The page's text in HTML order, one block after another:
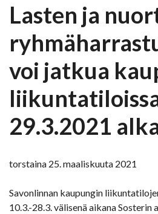
Lasten ja
voi jatkua
29.3.2021
torstaina 25. maaliskuuta 2021
Savonlinnan kaupungin
10.3.-28.3. välisenä aikana Sosterin